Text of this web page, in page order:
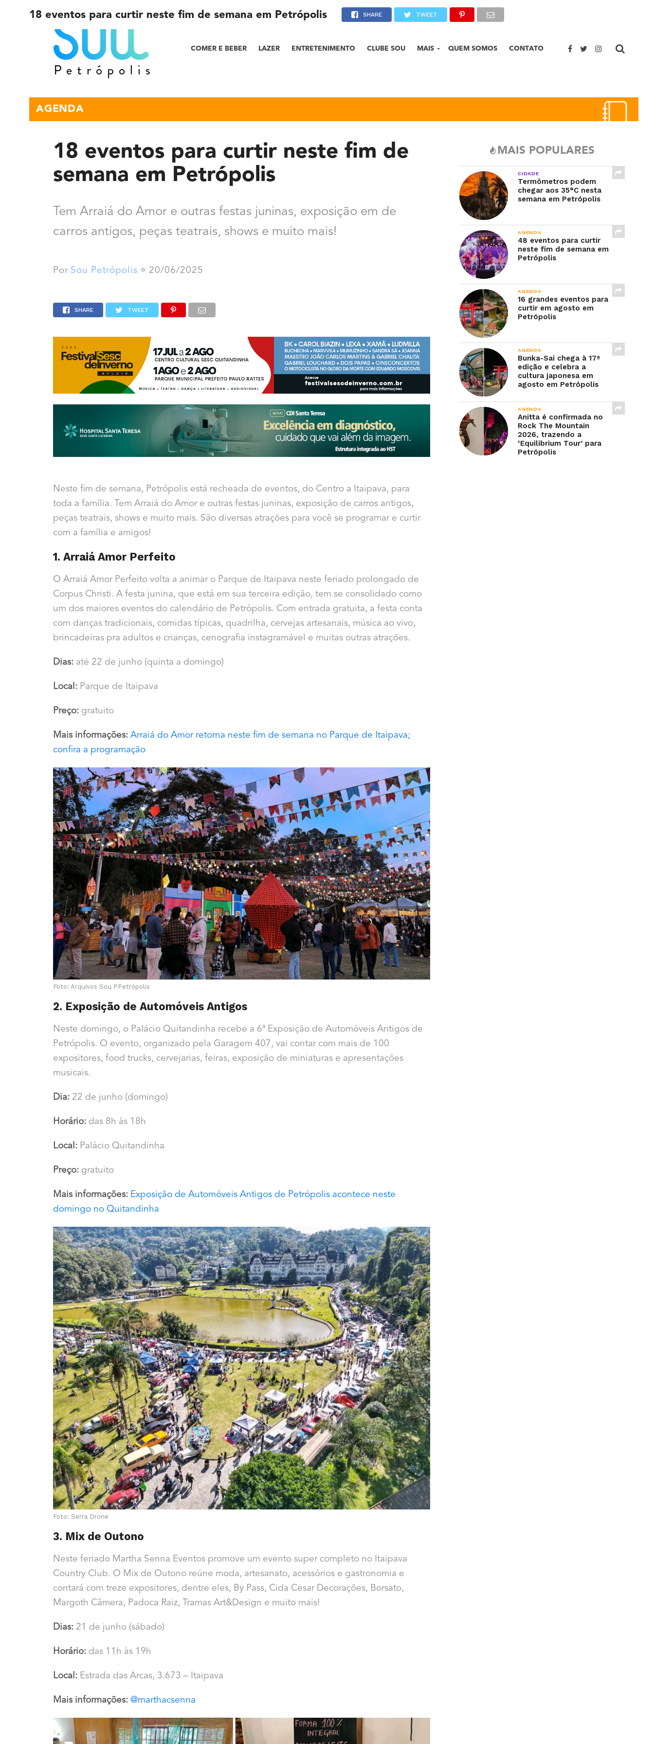
COMER E BEBER LAZER ENTRETENIMENTO CLUBE SOU MAIS QUEM SOMOS CONTATO
18 eventos para curtir neste fim de semana em Petrópolis SHARE TWEET
AGENDA
18 eventos para curtir neste fim de
semana em Petrópolis
Tem Arraiá do Amor e outras festas juninas, exposição em de
carros antigos, peças teatrais, shows e muito mais!
Por Sou Petrópolis 20/06/2025
SHARE TWEET
Neste fim de semana, Petrópolis está recheada de eventos, do Centro a Itaipava, para
toda a família. Tem Arraiá do Amor e outras festas juninas, exposição de carros antigos,
peças teatrais, shows e muito mais. São diversas atrações para você se programar e curtir
com a família e amigos!
1. Arraiá Amor Perfeito
O Arraiá Amor Perfeito volta a animar o Parque de Itaipava neste feriado prolongado de
Corpus Christi. A festa junina, que está em sua terceira edição, tem se consolidado como
um dos maiores eventos do calendário de Petrópolis. Com entrada gratuita, a festa conta
com danças tradicionais, comidas típicas, quadrilha, cervejas artesanais, música ao vivo,
brincadeiras pra adultos e crianças, cenografia instagramável e muitas outras atrações.
Dias: até 22 de junho (quinta a domingo)
Local: Parque de Itaipava
Preço: gratuito
Mais informações: Arraiá do Amor retorna neste fim de semana no Parque de Itaipava;
confira a programação
Foto: Arquivos Sou PPetrópolis
2. Exposição de Automóveis Antigos
Neste domingo, o Palácio Quitandinha recebe a 6ª Exposição de Automóveis Antigos de
Petrópolis. O evento, organizado pela Garagem 407, vai contar com mais de 100
expositores, food trucks, cervejarias, feiras, exposição de miniaturas e apresentações
musicais.
Dia: 22 de junho (domingo)
Horário: das 8h às 18h
Local: Palácio Quitandinha
Preço: gratuito
Mais informações: Exposição de Automóveis Antigos de Petrópolis acontece neste
domingo no Quitandinha
Foto: Serra Drone
3. Mix de Outono
Neste feriado Martha Senna Eventos promove um evento super completo no Itaipava
Country Club. O Mix de Outono reúne moda, artesanato, acessórios e gastronomia e
contará com treze expositores, dentre eles, By Pass, Cida Cesar Decorações, Borsato,
Margoth Câmera, Padoca Raiz, Tramas Art&Design e muito mais!
Dias: 21 de junho (sábado)
Horário: das 11h às 19h
Local: Estrada das Arcas, 3.673 – Itaipava
Mais informações: @marthacsenna
MAIS POPULARES
CIDADE
Termômetros podem
chegar aos 35°C nesta
semana em Petrópolis
AGENDA
48 eventos para curtir
neste fim de semana em
Petrópolis
AGENDA
16 grandes eventos para
curtir em agosto em
Petrópolis
AGENDA
Bunka-Sai chega à 17ª
edição e celebra a
cultura japonesa em
agosto em Petrópolis
AGENDA
Anitta é confirmada no
Rock The Mountain
2026, trazendo a
‘Equilibrium Tour’ para
Petrópolis